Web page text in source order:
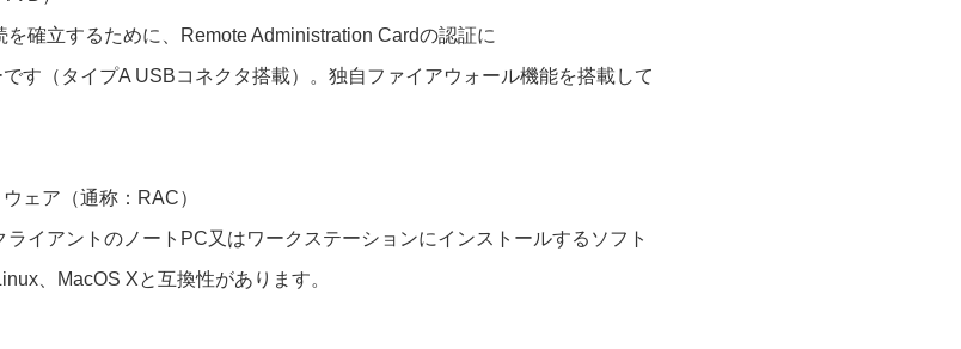
確立するために、Remote Administration Cardの認証に
す（タイプA USBコネクタ搭載）。独自ファイアウォール機能を搭載して
ェア（通称：RAC）
イアントのノートPC又はワークステーションにインストールするソフト
、MacOS Xと互換性があります。